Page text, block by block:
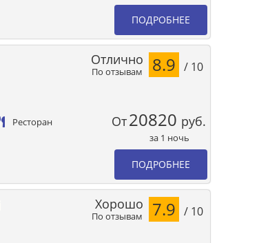
ПОДРОБНЕЕ
Ресторан
По отзывам
Отлично 8.9 / 10
От20820 руб.
за 1 ночь
ПОДРОБНЕЕ
По отзывам
Хорошо 7.9 / 10